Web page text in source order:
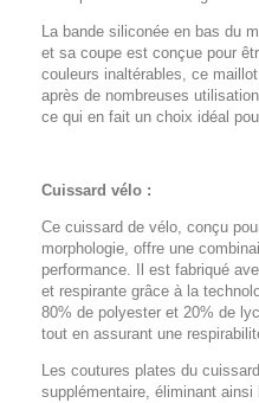
La bande siliconée en bas du
et sa coupe est conçue pour
couleurs inaltérables, ce
après de nombreuses
ce qui en fait un choix idéal
Cuissard vélo :
Ce cuissard de vélo, conçu
morphologie, offre une
performance. Il est fabriqué
et respirante grâce à la
80% de polyester et 20% de
tout en assurant une
Les coutures plates du
supplémentaire, éliminant